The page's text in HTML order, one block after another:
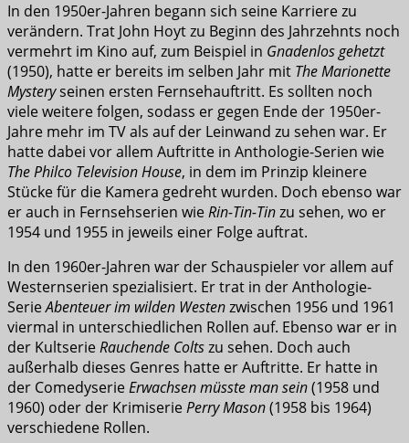
In den 1950er-Jahren begann sich seine Karriere zu
verändern. Trat John Hoyt zu Beginn des Jahrzehnts noch
vermehrt im Kino auf, zum Beispiel in Gnadenlos gehetzt
(1950), hatte er bereits im selben Jahr mit The Marionette
Mysteryseinen ersten Fernsehauftritt. Es sollten noch
viele weitere folgen, sodass er gegen Ende der 1950er-
Jahre mehr im TV als auf der Leinwand zu sehen war. Er
hatte dabei vor allem Auftritte in Anthologie-Serien wie
The Philco Television House, in dem im Prinzip kleinere
Stücke für die Kamera gedreht wurden. Doch ebenso war
er auch in Fernsehserien wieRin-Tin-Tinzu sehen, wo er
1954 und 1955 in jeweils einer Folge auftrat.
In den 1960er-Jahren war der Schauspieler vor allem auf
Westernserien spezialisiert. Er trat in der Anthologie-
SerieAbenteuer im wilden Westenzwischen 1956 und 1961
viermal in unterschiedlichen Rollen auf. Ebenso war er in
der KultserieRauchende Coltszu sehen. Doch auch
außerhalb dieses Genres hatte er Auftritte. Er hatte in
der ComedyserieErwachsen müsste man sein(1958 und
1960) oder der KrimiseriePerry Mason(1958 bis 1964)
verschiedene Rollen.